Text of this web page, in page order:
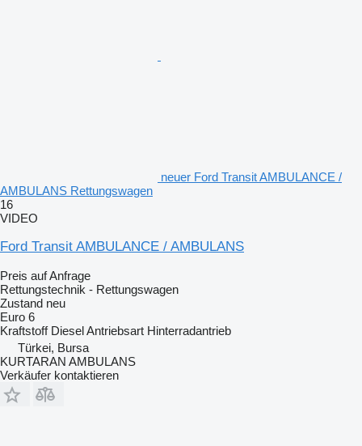
neuer Ford Transit AMBULANCE /
AMBULANS Rettungswagen
16
VIDEO
Ford Transit AMBULANCE / AMBULANS
Preis auf Anfrage
Rettungstechnik - Rettungswagen
Zustand neu
Euro 6
Kraftstoff DieselAntriebsart Hinterradantrieb
Türkei, Bursa
KURTARAN AMBULANS
Verkäufer kontaktieren